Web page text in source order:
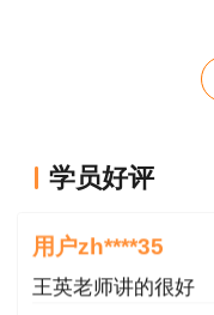
学员好评
用户m1****68
用户zh****35
王英老师讲的很好